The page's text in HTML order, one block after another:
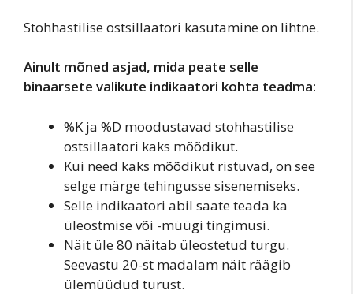
Stohhastilise ostsillaatori kasutamine on lihtne.
Ainult mõned asjad, mida peate selle
binaarsete valikute indikaatori kohta teadma:
%K ja %D moodustavad stohhastilise
ostsillaatori kaks mõõdikut.
Kui need kaks mõõdikut ristuvad, on see
selge märge tehingusse sisenemiseks.
Selle indikaatori abil saate teada ka
üleostmise või -müügi tingimusi.
Näit üle 80 näitab üleostetud turgu.
Seevastu 20-st madalam näit räägib
ülemüüdud turust.